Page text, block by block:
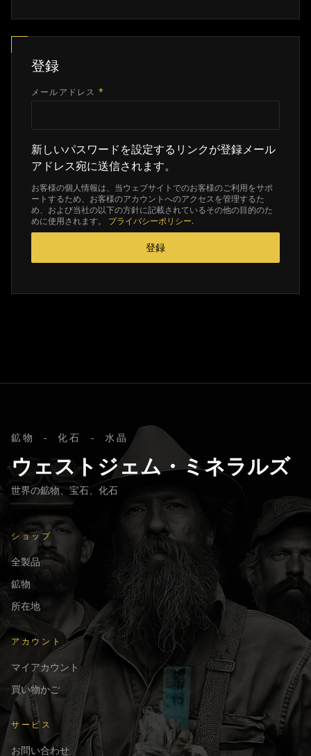
登録
メールアドレス *
須
新しいパスワードを設定するリンクが登録メール
アドレス宛に送信されます。
お客様の個人情報は、当ウェブサイトでのお客様のご利用をサポ
ートするため、お客様のアカウントへのアクセスを管理するた
め、および当社の以下の方針に記載されているその他の目的のた
めに使用されます。 プライバシーポリシー.
登録
鉱物 - 化石 - 水晶
ウェストジェム・ミネラルズ
世界の鉱物、宝石、化石
ショップ
全製品
鉱物
所在地
アカウント
マイアカウント
買い物かご
サービス
お問い合わせ